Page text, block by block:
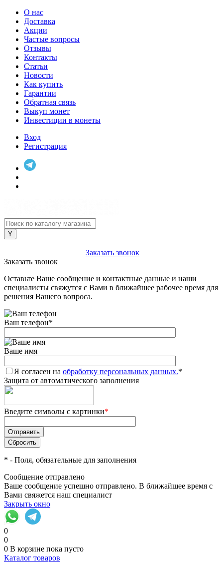
О нас
Доставка
Акции
Частые вопросы
Отзывы
Контакты
Статьи
Новости
Как купить
Гарантии
Обратная связь
Выкуп монет
Инвестиции в монеты
Вход
Регистрация
Заказать звонок
Заказать звонок
Оставьте Ваше сообщение и контактные данные и наши
специалисты свяжутся с Вами в ближайшее рабочее время для
решения Вашего вопроса.
Ваш телефон*
Ваше имя
Я согласен на обработку персональных данных.*
Защита от автоматического заполнения
Введите символы с картинки*
* - Поля, обязательные для заполнения
Сообщение отправлено
Ваше сообщение успешно отправлено. В ближайшее время с
Вами свяжется наш специалист
Закрыть окно
0
0
0 В корзине пока пусто
Каталог товаров